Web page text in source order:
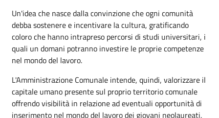
Un'idea che nasce dalla convinzione che ogni comunità
debba sostenere e incentivare la cultura, gratificando
coloro che hanno intrapreso percorsi di studi universitari, i
quali un domani potranno investire le proprie competenze
nel mondo del lavoro.
L'Amministrazione Comunale intende, quindi, valorizzare il
capitale umano presente sul proprio territorio comunale
offrendo visibilità in relazione ad eventuali opportunità di
inserimento nel mondo del lavoro dei giovani neolaureati,